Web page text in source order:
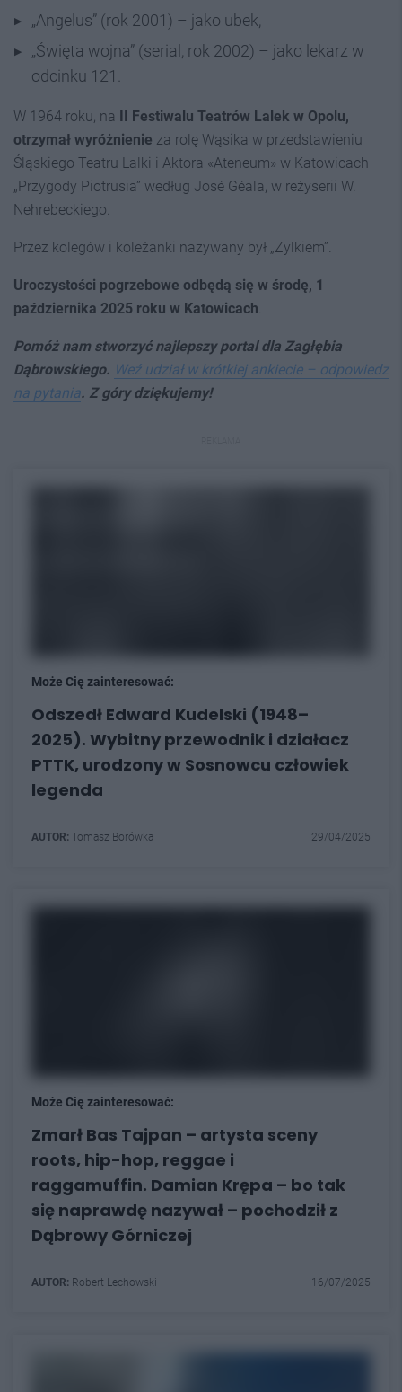
„Angelus” (rok 2001) – jako ubek,
„Święta wojna” (serial, rok 2002) – jako lekarz w
odcinku 121.
W 1964 roku, na II Festiwalu Teatrów Lalek w Opolu,
otrzymał wyróżnienie za rolę Wąsika w przedstawieniu
Śląskiego Teatru Lalki i Aktora «Ateneum» w Katowicach
„Przygody Piotrusia” według José Géala, w reżyserii W.
Nehrebeckiego.
Przez kolegów i koleżanki nazywany był „Zylkiem”.
Uroczystości pogrzebowe odbędą się w środę, 1
października 2025 roku w Katowicach
Pomóż nam stworzyć najlepszy portal dla Zagłębia
Dąbrowskiego. Weź udział w krótkiej ankiecie – odpowiedz
na pytania. Z góry dziękujemy!
Może Cię zainteresować:
Odszedł Edward Kudelski (1948–
2025). Wybitny przewodnik i działacz
PTTK, urodzony w Sosnowcu człowiek
legenda
AUTOR: Tomasz Borówka 29/04/2025
Może Cię zainteresować:
Zmarł Bas Tajpan – artysta sceny
roots, hip-hop, reggae i
raggamuffin. Damian Krępa – bo tak
się naprawdę nazywał – pochodził z
Dąbrowy Górniczej
AUTOR: Robert Lechowski 16/07/2025